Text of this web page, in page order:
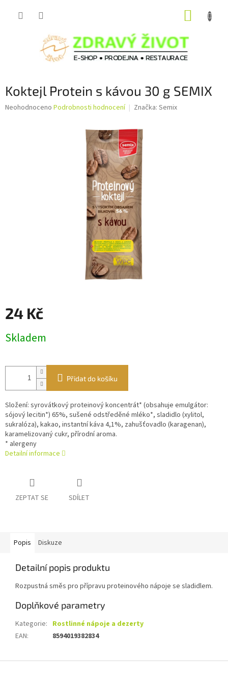
Koktejl Protein s kávou 30 g SEMIX
Průměrné
Neohodnoceno Podrobnosti hodnocení Značka: Semix
24 Kč
cena:
Skladem
Přidat do košíku
Složení: syrovátkový proteinový koncentrát* (obsahuje emulgátor:
sójový lecitin*) 65%, sušené odstředěné mléko*, sladidlo (xylitol,
sukralóza), kakao, instantní káva 4,1%, zahušťovadlo (karagenan),
karamelizovaný cukr, přírodní aroma.
* alergeny
Detailní informace
ZEPTAT SE SDÍLET
Popis Diskuze
Detailní popis produktu
Rozpustná směs pro přípravu proteinového nápoje se sladidlem.
Doplňkové parametry
Kategorie: Rostlinné nápoje a dezerty
EAN: 8594019382834